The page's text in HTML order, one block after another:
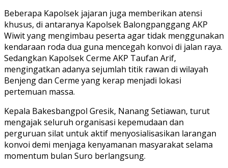
Beberapa Kapolsek jajaran juga memberikan atensi
khusus, di antaranya Kapolsek Balongpanggang AKP
Wiwit yang mengimbau peserta agar tidak menggunakan
kendaraan roda dua guna mencegah konvoi di jalan raya.
Sedangkan Kapolsek Cerme AKP Taufan Arif,
mengingatkan adanya sejumlah titik rawan di wilayah
Benjeng dan Cerme yang kerap menjadi lokasi
pertemuan massa.
Kepala Bakesbangpol Gresik, Nanang Setiawan, turut
mengajak seluruh organisasi kepemudaan dan
perguruan silat untuk aktif menyosialisasikan larangan
konvoi demi menjaga kenyamanan masyarakat selama
momentum bulan Suro berlangsung.